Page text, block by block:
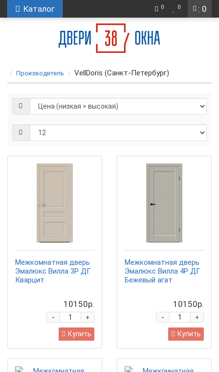
: 0
Каталог 0 0
Производитель VellDoris (Санкт-Петербург)
Межкомнатная дверь
Эмалюкс Вилла 3P ДГ
Кварцит
10150р.
+
-
Купить
Межкомнатная дверь
Эмалюкс Вилла 4P ДГ
Бежевый агат
10150р.
+
-
Купить